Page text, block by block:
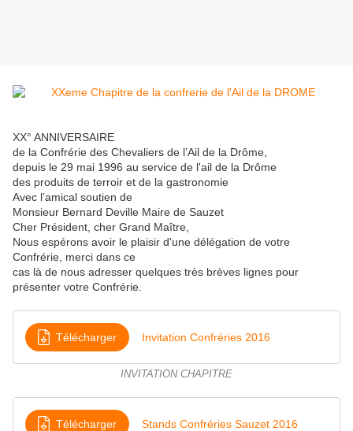
XX° ANNIVERSAIRE
de la Confrérie des Chevaliers de l’Ail de la Drôme,
depuis le 29 mai 1996 au service de l'ail de la Drôme
des produits de terroir et de la gastronomie
Avec l’amical soutien de
Monsieur Bernard Deville Maire de Sauzet
Cher Président, cher Grand Maître,
Nous espérons avoir le plaisir d'une délégation de votre
Confrérie, merci dans ce
cas là de nous adresser quelques très brèves lignes pour
présenter votre Confrérie.
Télécharger Invitation Confréries 2016
INVITATION CHAPITRE
Télécharger Stands Confréries Sauzet 2016